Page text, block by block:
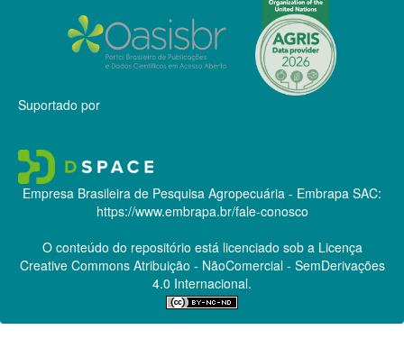
Suportado por
Empresa Brasileira de Pesquisa Agropecuária - Embrapa SAC:
https://www.embrapa.br/fale-conosco
O conteúdo do repositório está licenciado sob a Licença
Creative CommonsAtribuição - NãoComercial - SemDerivações
4.0 Internacional.